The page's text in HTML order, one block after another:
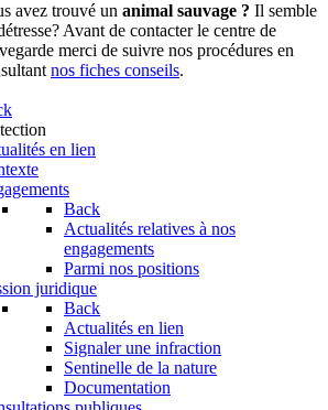
avez trouvé un animal sauvage ? Il semble
Avant de contacter le centre de
merci de suivre nos procédures en
nos fiches conseils.
en lien
Back
Actualités relatives à nos
engagements
Parmi nos positions
juridique
Back
Actualités en lien
Signaler une infraction
Sentinelle de la nature
Documentation